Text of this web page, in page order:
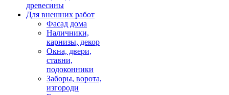
древесины
Для внешних работ
Фасад дома
Наличники,
карнизы, декор
Окна, двери,
ставни,
подоконники
Заборы, ворота,
изгороди